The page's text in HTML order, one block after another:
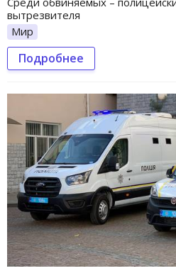
вытрезвителя
Мир
Подробнее